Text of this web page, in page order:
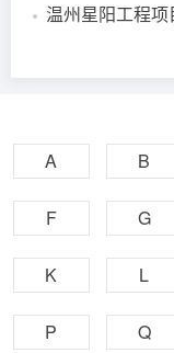
A B
F G
K L
P Q